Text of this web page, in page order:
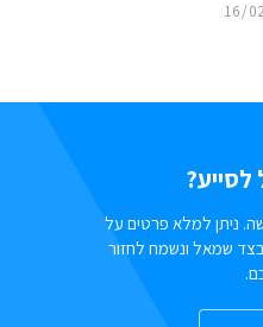
16/
לסייע?
ניתן למלא פרטים על
שמאל ונשמח לחזור